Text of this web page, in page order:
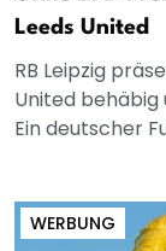
Leeds United
RB Leipzig
United behäbig
Ein deutscher
WERBUNG